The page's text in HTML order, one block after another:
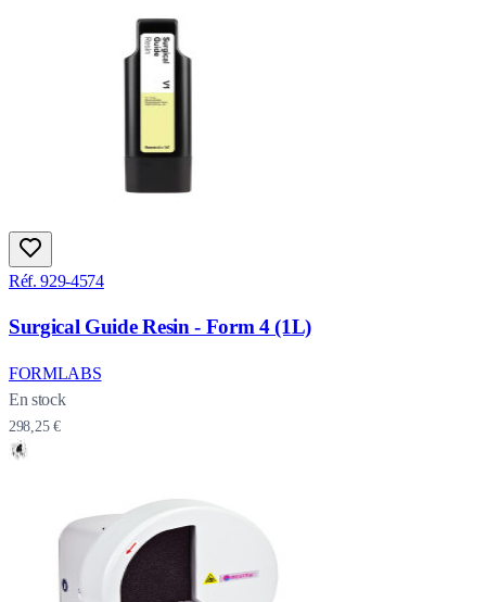
Réf. 929-4574
Surgical Guide Resin - Form 4 (1L)
FORMLABS
En stock
298,25 €